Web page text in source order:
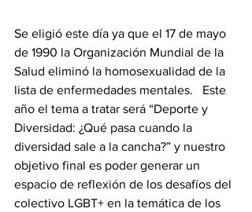
Se eligió este día ya que el 17 de mayo
de 1990 la Organización Mundial de la
Salud eliminó la homosexualidad de la
lista de enfermedades mentales.   Este
año el tema a tratar será “Deporte y
Diversidad: ¿Qué pasa cuando la
diversidad sale a la cancha?” y nuestro
objetivo final es poder generar un
espacio de reflexión de los desafíos del
colectivo LGBT+ en la temática de los